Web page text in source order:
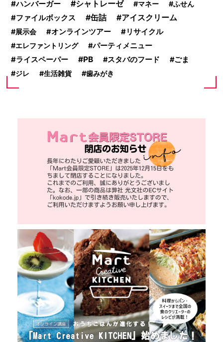
ハンバーガー シャトレーゼ マネー ふせん
ファイルボックス 缶詰 アイスクリーム
展示会 オンラインツアー リサイクル
エレファントリング
パーティメニュー
ライスペーパー
PB スタバのフード ごま
ジレ 生活雑貨 歯みがき